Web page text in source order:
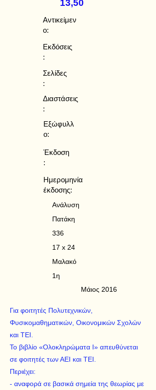
13,50
Αντικείμεν
ο:
Εκδόσεις
:
Σελίδες
:
Διαστάσεις
:
Εξώφυλλ
ο:
Έκδοση
:
Ημερομηνία
έκδοσης:
Ανάλυση
Πατάκη
336
17 x 24
Μαλακό
1η
Μάιος 2016
Για φοιτητές Πολυτεχνικών,
Φυσικομαθηματικών, Οικονομικών Σχολών
και ΤΕΙ.
Το βιβλίο «Ολοκληρώματα Ι» απευθύνεται
σε φοιτητές των ΑΕΙ και ΤΕΙ.
Περιέχει:
- αναφορά σε βασικά σημεία της θεωρίας με